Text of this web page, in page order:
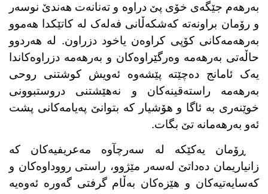
بەرهەم جێگەی خۆی پێ دراوە و تەنانەت هەندێ نوسەر
و رۆمان براونەتە کەشکەڵانی فەلەک لە کاتێکدا هەموو
بەرهەمەکانی کۆپی کراوەن یاخود دزراون. لە هەردوو
حاڵەتی بەرهەمە وەرگێراوەکان و بەرهەمە دزراوەکاندا
یەک ئامانج دەچێتە پێشەوە ئەویش کوشتنی روحی
بەرهەمە راستەقینەکان و نەهێشتنی دروستبوونی
خوێنەری بە ئاگا و هۆشیار کە بتوانێ پەیامەکانی پشت
ئەو بەرهەمانە تێ بگات.
ڕۆمان یەکێکە لە سەرچآوە مەعریفیەکان کە
زانیاریمان دەداتێ لەسەر مێژوو، راستی رووداوەکان و
کەسایەتیەکان و هێزەکان بەڵام گرفتی گەورە ئەوەیە